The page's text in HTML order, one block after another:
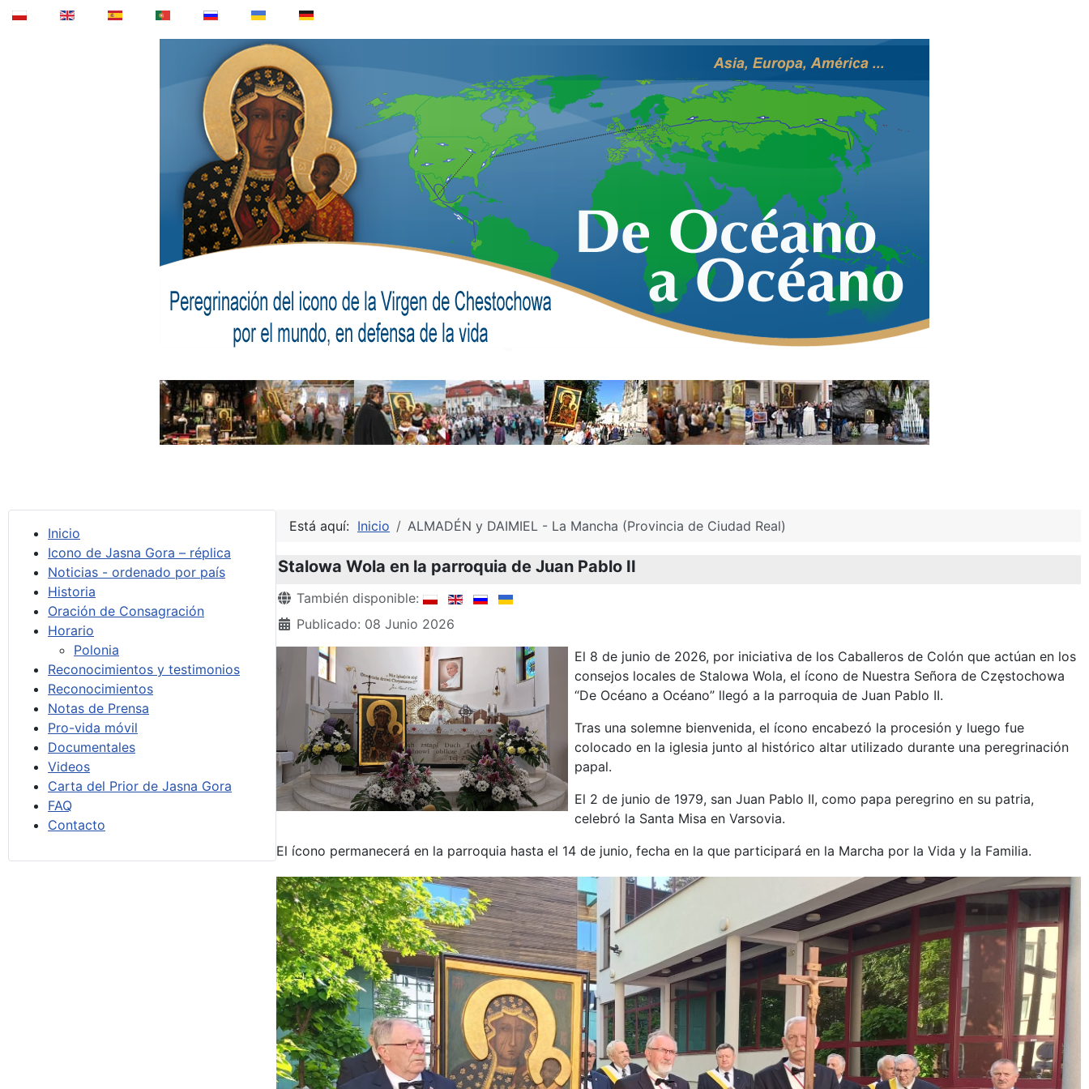
Inicio
Icono de Jasna Gora – réplica
Noticias - ordenado por país
Historia
Oración de Consagración
Horario
Polonia
Reconocimientos y testimonios
Reconocimientos
Notas de Prensa
Pro-vida móvil
Documentales
Videos
Carta del Prior de Jasna Gora
FAQ
Contacto
Está aquí: Inicio ALMADÉN y DAIMIEL - La Mancha (Provincia de Ciudad Real)
Stalowa Wola en la parroquia de Juan Pablo II
Detalles
También disponible:
Publicado: 08 Junio 2026
El 8 de junio de 2026, por iniciativa de los Caballeros de Colón que actúan en los
consejos locales de Stalowa Wola, el ícono de Nuestra Señora de Częstochowa
“De Océano a Océano” llegó a la parroquia de Juan Pablo II.
Tras una solemne bienvenida, el ícono encabezó la procesión y luego fue
colocado en la iglesia junto al histórico altar utilizado durante una peregrinación
papal.
El 2 de junio de 1979, san Juan Pablo II, como papa peregrino en su patria,
celebró la Santa Misa en Varsovia.
El ícono permanecerá en la parroquia hasta el 14 de junio, fecha en la que participará en la Marcha por la Vida y la Familia.